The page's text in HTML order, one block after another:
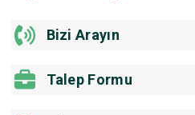
Bizi Arayın
Talep Formu